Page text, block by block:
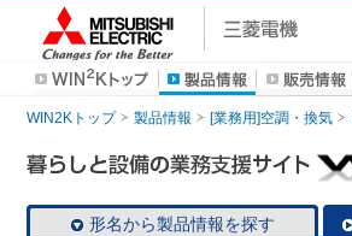
WIN2Kトップ 製品情報 [業務用]空調・換気
形名から製品情報を探す